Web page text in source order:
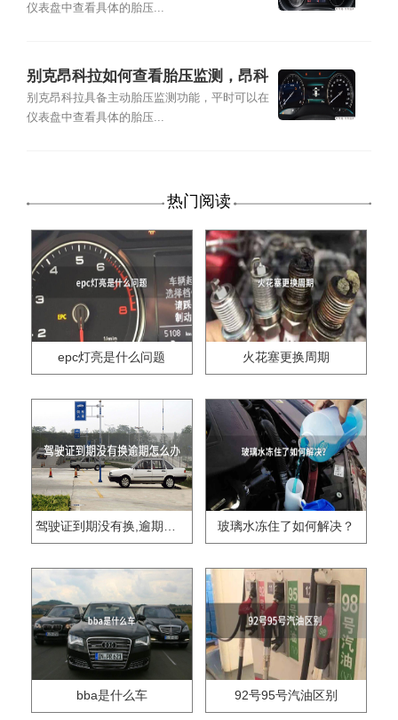
仪表盘中查看具体的胎压...
别克昂科拉如何查看胎压监测，昂科
拉胎压灯复位教程
别克昂科拉具备主动胎压监测功能，平时可以在
仪表盘中查看具体的胎压...
热门阅读
epc灯亮是什么问题 火花塞更换周期
驾驶证到期没有换,逾期怎么办?? 玻璃水冻住了如何解决？
bba是什么车 92号95号汽油区别